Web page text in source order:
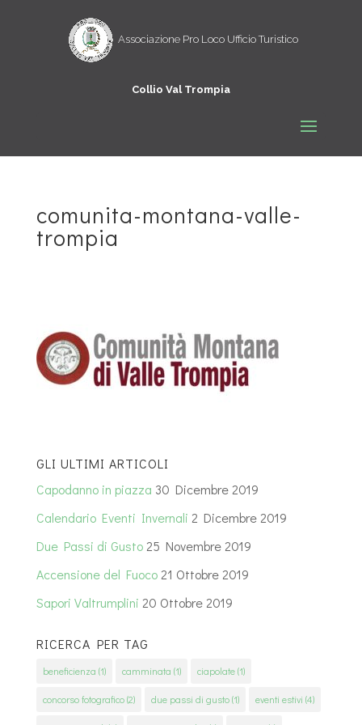
comunita-montana-valle-
trompia
GLI ULTIMI ARTICOLI
Capodanno in piazza 30 Dicembre 2019
Calendario Eventi Invernali 2 Dicembre 2019
Due Passi di Gusto 25 Novembre 2019
Accensione del Fuoco 21 Ottobre 2019
Sapori Valtrumplini 20 Ottobre 2019
RICERCA PER TAG
beneficienza (1) camminata (1) ciapolate(1)
concorso fotografico(2) due passi di gusto(1) eventi estivi (4)